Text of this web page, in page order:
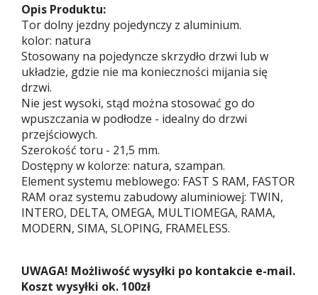
Opis Produktu:
Tor dolny jezdny pojedynczy z aluminium.
kolor: natura
Stosowany na pojedyncze skrzydło drzwi lub w
układzie, gdzie nie ma konieczności mijania się
drzwi.
Nie jest wysoki, stąd można stosować go do
wpuszczania w podłodze - idealny do drzwi
przejściowych.
Szerokość toru - 21,5 mm.
Dostępny w kolorze: natura, szampan.
Element systemu meblowego: FAST S RAM, FASTOR
RAM oraz systemu zabudowy aluminiowej: TWIN,
INTERO, DELTA, OMEGA, MULTIOMEGA, RAMA,
MODERN, SIMA, SLOPING, FRAMELESS.
UWAGA! Możliwość wysyłki po kontakcie e-mail.
Koszt wysyłki ok. 100zł